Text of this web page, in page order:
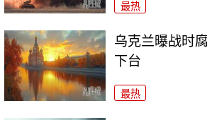
最热
乌克兰曝战时
下台
最热